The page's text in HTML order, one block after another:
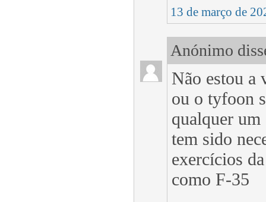
13 de março de
Anónimo
Não estou a
ou o tyfoon
qualquer um
tem sido
exercícios
como F-35